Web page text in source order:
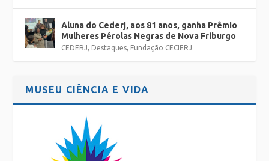
Aluna do Cederj, aos 81 anos, ganha Prêmio
Mulheres Pérolas Negras de Nova Friburgo
CEDERJ, Destaques, Fundação CECIERJ
MUSEU CIÊNCIA E VIDA